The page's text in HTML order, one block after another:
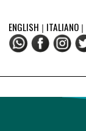
ENGLISH | ITALIANO |